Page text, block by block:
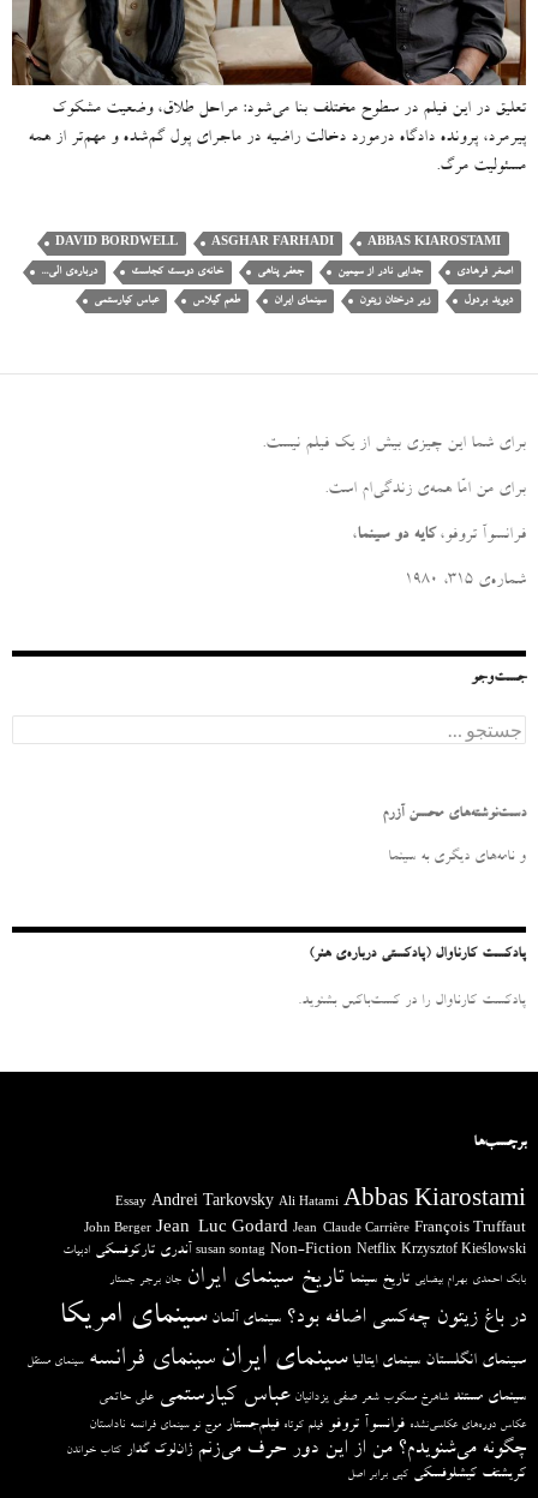
تعلیق در این فیلم در سطوح مختلف بنا می‌شود: مراحل طلاق، وضعیت مشکوک
پیرمرد، پرونده دادگاه درمورد دخالت راضیه در ماجرای پول گم‌شده و مهم‌تر از همه
مسئولیت مرگ.
ABBAS KIAROSTAMI
ASGHAR FARHADI
DAVID BORDWELL
اصغر فرهادی جدایی نادر از سیمین جعفر پناهی خانه‌ی دوست کجاست درباره‌ی الی...
دیوید بردول زیر درختان زیتون سینمای ایران طعم گیلاس عباس کیارستمی
برای شما این چیزی بیش از یک فیلم نیست.
برای من امّا همه‌ی زندگی‌ام است.
فرانسوآ تروفو، کایه دو سینما،
شماره‌ی ۳۱۵، ۱۹۸۰
جست‌وجو
ج
س
و
ر
دست‌نوشته‌های محسن آزرم
و نامه‌‌های دیگری به سینما
پادکست کارناوال (پادکستی درباره‌ی هنر)
پادکست کارناوال را در کست‌باکس بشنوید.
برچسب‌ها
Abbas Kiarostami
Ali Hatami
Andrei Tarkovsky
Essay
François Truffaut
Jean-Claude Carrière
Jean-Luc Godard
John Berger
Krzysztof Kieślowski
Netflix
Non-Fiction
susan sontag آندری تارکوفسکی ادبیات
بابک احمدی بهرام بیضایی تاریخ سینما تاریخ سینمای ایران جان برجر جستار
در باغ زیتون چه‌کسی اضافه بود؟ سینمای آلمان سینمای امریکا
سینمای انگلستان سینمای ایتالیا سینمای ایران سینمای فرانسه سینمای مستقل
سینمای مستند شاهرخ مسکوب شعر صفی یزدانیان عباس کیارستمی علی حاتمی
عکاس دوره‌های عکاسی‌نشده فرانسوآ تروفو فیلم کوتاه فیلم‌جستار موج نو سینمای فرانسه ناداستان
چگونه می‌شنویدم؟ من از این دور حرف می‌زنم ژان‌لوک گدار کتاب خواندن
کریشتف کیشلوفسکی کپی برابر اصل